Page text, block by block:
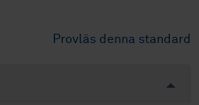
Provläs denna standard